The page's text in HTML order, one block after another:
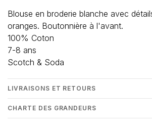
Blouse en broderie blanche avec
oranges. Boutonnière à l'avant.
100% Coton
7-8 ans
Scotch & Soda
LIVRAISONS ET RETOURS
CHARTE DES GRANDEURS